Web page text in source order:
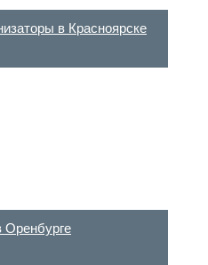
в Красноярске
Оренбурге